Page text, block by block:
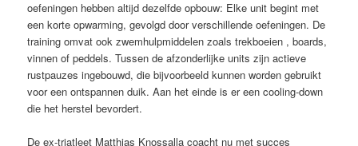
oefeningen hebben altijd dezelfde opbouw: Elke unit begint met
een korte opwarming, gevolgd door verschillende oefeningen. De
training omvat ook zwemhulpmiddelen zoals trekboeien , boards,
vinnen of peddels. Tussen de afzonderlijke units zijn actieve
rustpauzes ingebouwd, die bijvoorbeeld kunnen worden gebruikt
voor een ontspannen duik. Aan het einde is er een cooling-down
die het herstel bevordert.
De ex-triatleet Matthias Knossalla coacht nu met succes